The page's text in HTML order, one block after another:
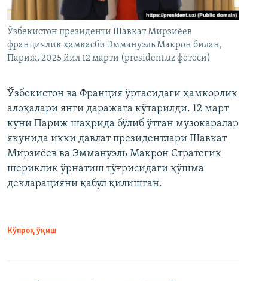
Ўзбекистон президенти Шавкат Мирзиёев
франциялик ҳамкасби Эммануэль Макрон билан,
Париж, 2025 йил 12 марти (president.uz фотоси)
Ўзбекистон ва Франция ўртасидаги ҳамкорлик
алоқалари янги даражага кўтарилди. 12 март
куни Париж шаҳрида бўлиб ўтган музокаралар
якунида икки давлат президентлари Шавкат
Мирзиёев ва Эммануэль Макрон Стратегик
шериклик ўрнатиш тўғрисидаги қўшма
декларацияни қабул қилишган.
Кўпроқ ўқиш